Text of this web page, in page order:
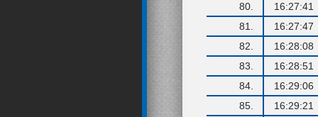
80.
16:27:41
81.
16:27:47
82.
16:28:08
83.
16:28:51
84.
16:29:06
85.
16:29:21